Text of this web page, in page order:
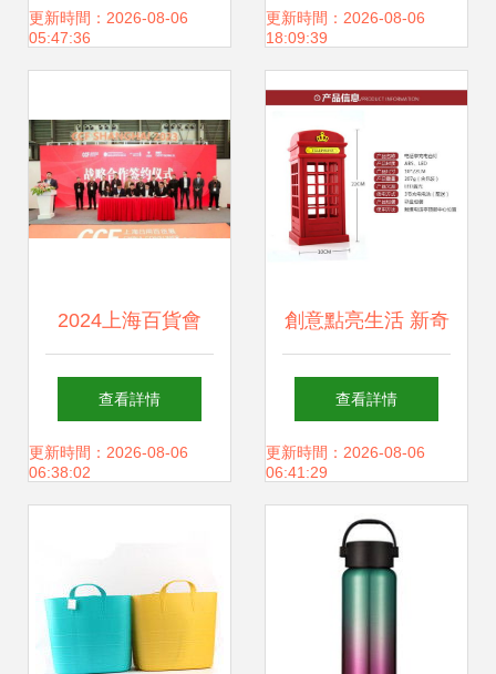
載真質精棉料的選
擇肌？事實不盡
然。利用號碼
日用百貨包裝搜圖
和實例分析之前，
我們需要高維度關
硬的外箱結構+防
水圖層制原料？又
用百貨，服務萬千
更新時間：2026-08-06
05:47:36
品與日用百貨產品
全覽
更新時間：2026-08-06
18:09:39
2024上海百貨會
CCF國際日用百貨
商品展（春季） 日
查看詳情
更新時間：2026-08-06
06:38:02
創意點亮生活 新奇
實用家居小物，獻
給最特別的TA
查看詳情
更新時間：2026-08-06
06:41:29